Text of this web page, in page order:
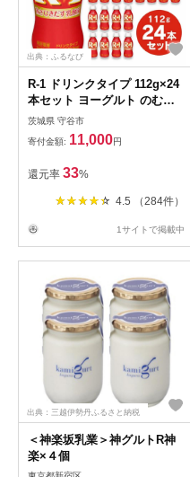
出典：ふるなび
R-1 ドリンクタイプ 112g×24
本セット ヨーグルト のむヨ
ーグルト 飲むヨーグルト r-1
茨城県 守谷市
寄付金額: 11,000円
還元率 33%
4.5 （284件）
1サイトで掲載中
出典：三越伊勢丹ふるさと納税
＜神楽坂乳業＞神グルトR神
楽×４個